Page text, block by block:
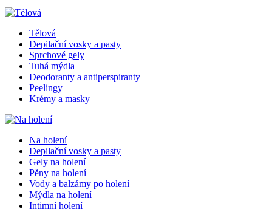
Tělová
Depilační vosky a pasty
Sprchové gely
Tuhá mýdla
Deodoranty a antiperspiranty
Peelingy
Krémy a masky
Na holení
Depilační vosky a pasty
Gely na holení
Pěny na holení
Vody a balzámy po holení
Mýdla na holení
Intimní holení